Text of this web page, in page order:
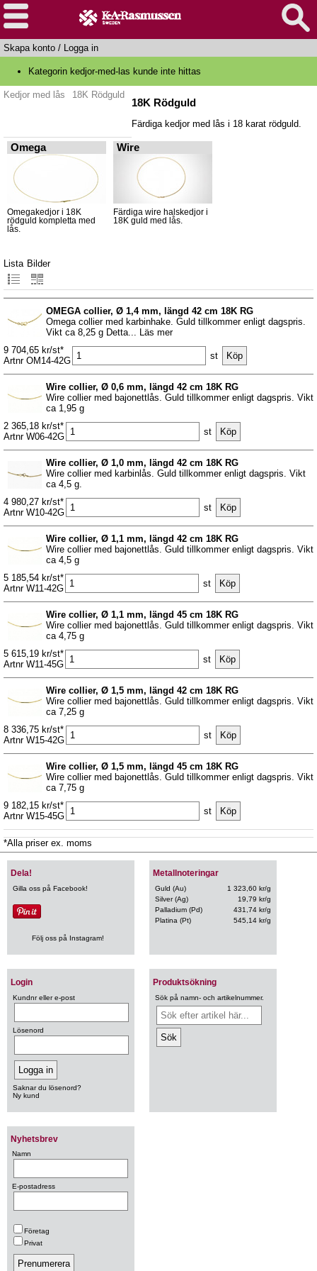
Skapa konto / Logga in
Kategorin kedjor-med-las kunde inte hittas
Kedjor med lås 18K Rödguld
18K Rödguld
Färdiga kedjor med lås i 18 karat rödguld.
Omega
Omegakedjor i 18K
rödguld kompletta med
lås.
Wire
Färdiga wire halskedjor i
18K guld med lås.
Lista Bilder
OMEGA collier, Ø 1,4 mm, längd 42 cm 18K RG
Omega collier med karbinhake. Guld tillkommer enligt dagspris.
Vikt ca 8,25 g Detta... Läs mer
9 704,65 kr/st*
Artnr OM14-42G
st
Wire collier, Ø 0,6 mm, längd 42 cm 18K RG
Wire collier med bajonettlås. Guld tillkommer enligt dagspris. Vikt
ca 1,95 g
2 365,18 kr/st*
Artnr W06-42G
st
Wire collier, Ø 1,0 mm, längd 42 cm 18K RG
Wire collier med karbinlås. Guld tillkommer enligt dagspris. Vikt
ca 4,5 g.
4 980,27 kr/st*
Artnr W10-42G
st
Wire collier, Ø 1,1 mm, längd 42 cm 18K RG
Wire collier med bajonettlås. Guld tillkommer enligt dagspris. Vikt
ca 4,5 g
5 185,54 kr/st*
Artnr W11-42G
st
Wire collier, Ø 1,1 mm, längd 45 cm 18K RG
Wire collier med bajonettlås. Guld tillkommer enligt dagspris. Vikt
ca 4,75 g
5 615,19 kr/st*
Artnr W11-45G
st
Wire collier, Ø 1,5 mm, längd 42 cm 18K RG
Wire collier med bajonettlås. Guld tillkommer enligt dagspris. Vikt
ca 7,25 g
8 336,75 kr/st*
Artnr W15-42G
st
Wire collier, Ø 1,5 mm, längd 45 cm 18K RG
Wire collier med bajonettlås. Guld tillkommer enligt dagspris. Vikt
ca 7,75 g
9 182,15 kr/st*
Artnr W15-45G
st
*Alla priser ex. moms
Metallnoteringar
Guld (Au)
1 323,60 kr/g
Silver (Ag)
19,79 kr/g
Palladium (Pd)
431,74 kr/g
Platina (Pt)
545,14 kr/g
Login
Kundnr eller e-post
Lösenord
Saknar du lösenord?
Ny kund
Produktsökning
Sök på namn- och artikelnummer.
Nyhetsbrev
Namn
E-postadress
Företag
Privat
Dela!
Gilla oss på Facebook!
Följ oss på Instagram!